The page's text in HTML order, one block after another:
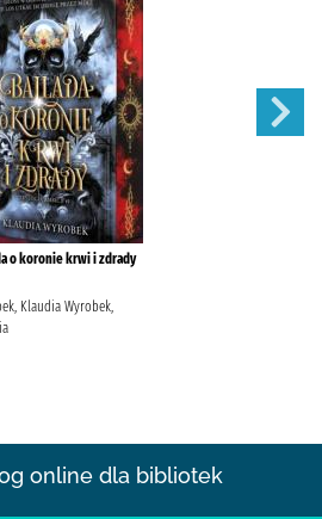
o koronie krwi i zdrady
Klaudia Wyrobek,
online dla bibliotek